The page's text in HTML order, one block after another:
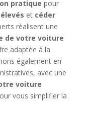
pratique pour
et céder
réalisent une
de votre voiture
adaptée à la
également en
avec une
voiture
vous simplifier la